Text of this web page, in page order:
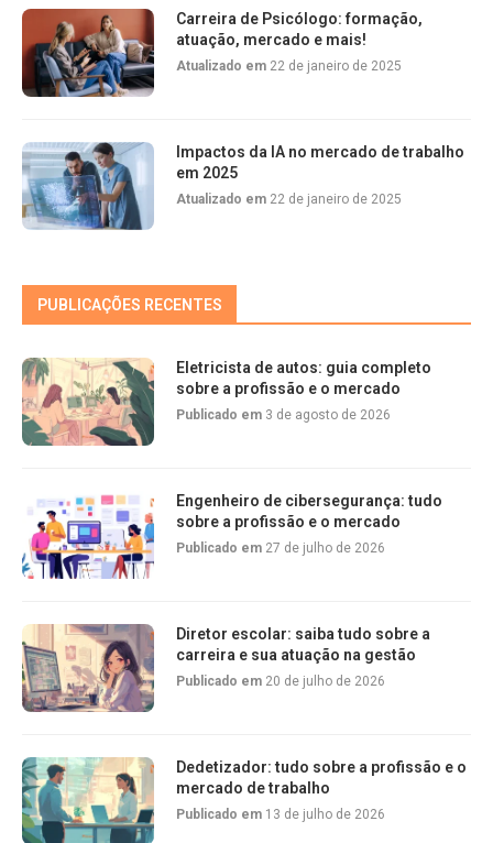
Carreira de Psicólogo: formação,
atuação, mercado e mais!
Atualizado em 22 de janeiro de 2025
Impactos da IA no mercado de trabalho
em 2025
Atualizado em 22 de janeiro de 2025
PUBLICAÇÕES RECENTES
Eletricista de autos: guia completo
sobre a profissão e o mercado
Publicado em 3 de agosto de 2026
Engenheiro de cibersegurança: tudo
sobre a profissão e o mercado
Publicado em 27 de julho de 2026
Diretor escolar: saiba tudo sobre a
carreira e sua atuação na gestão
Publicado em 20 de julho de 2026
Dedetizador: tudo sobre a profissão e o
mercado de trabalho
Publicado em 13 de julho de 2026